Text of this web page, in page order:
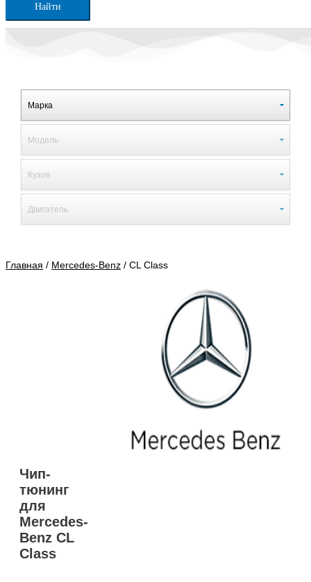
Найти
Главная / Mercedes-Benz / CL Class
Чип-
тюнинг
для
Mercedes-
Benz CL
Class